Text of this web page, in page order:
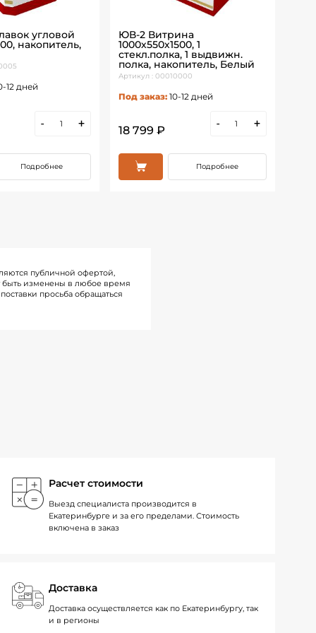
угловой
накопитель,
12 дней
- +
Подробнее
ЮВ-2 Витрина
1000х550х1500, 1
стекл.полка, 1 выдвижн.
полка, накопитель, Белый
Артикул : 00010000
Под заказ: 10-12 дней
18 799 ₽
- +
Подробнее
публичной офертой,
быть изменены в любое время
просьба обращаться
Расчет стоимости
Выезд специалиста производится в
Екатеринбурге и за его пределами. Стоимость
включена в заказ
Доставка
Доставка осуществляется как по Екатеринбургу, так
и в регионы